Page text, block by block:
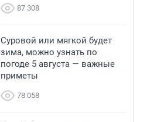
87 308
Суровой или мягкой будет
зима, можно узнать по
погоде 5 августа — важные
приметы
78 058